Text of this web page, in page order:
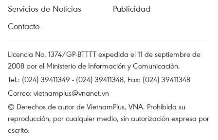
Servicios de Noticias
Publicidad
Contacto
Licencia No. 1374/GP-BTTTT expedida el 11 de septiembre de
2008 por el Ministerio de Información y Comunicación.
Tel.: (024) 39411349 - (024) 39411348, Fax: (024) 39411348
Correo: vietnamplus@vnanet.vn
© Derechos de autor de VietnamPlus, VNA. Prohibida su
reproducción, por cualquier medio, sin autorización expresa por
escrito.